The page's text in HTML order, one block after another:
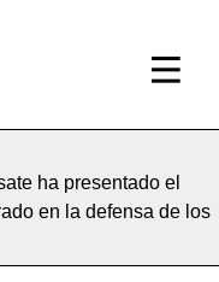
ha presentado el
en la defensa de los